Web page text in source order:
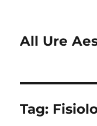
All Ure
Tag: